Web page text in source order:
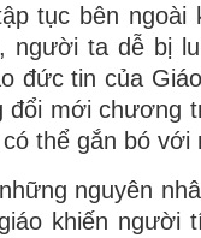
tục bên
người ta dễ bị
đức tin của
đổi mới chương
thể gắn bó với
nguyên
khiến